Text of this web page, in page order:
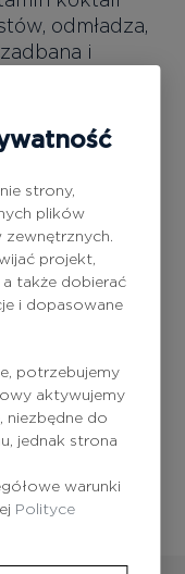
odmładza,
i
C, kwas
Tartrate,
Sodium
Sodium
strony,
plików
projekt,
także dobierać
i dopasowane
potrzebujemy
aktywujemy
niezbędne do
jednak strona
warunki
Polityce